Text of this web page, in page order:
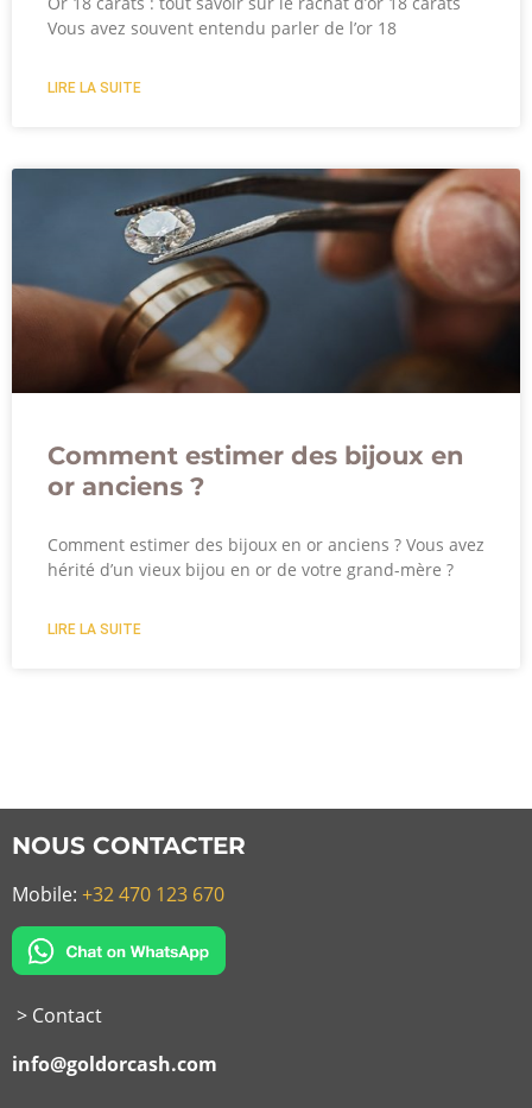
Vous avez souvent entendu parler de l’or 18
LIRE LA SUITE
Comment estimer des bijoux en
or anciens ?
Comment estimer des bijoux en or anciens ? Vous avez
hérité d’un vieux bijou en or de votre grand-mère ?
LIRE LA SUITE
NOUS CONTACTER
Mobile: +32 470 123 670
> Contact
info@goldorcash.com